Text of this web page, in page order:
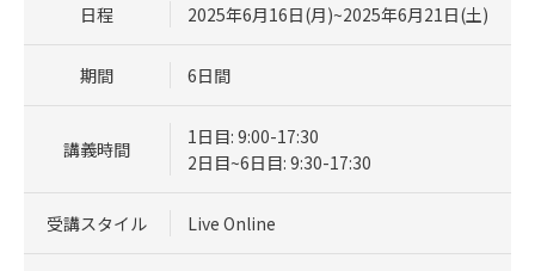
日程 2025年6月16日(月)~2025年6月21日(土)
期間 6日間
講義時間
1日目: 9:00-17:30
2日目~6日目: 9:30-17:30
受講スタイル Live Online